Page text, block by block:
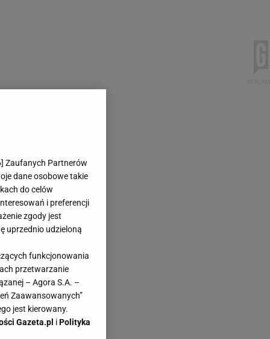
] Zaufanych Partnerów
dane osobowe takie
do celów
i preferencji
zgody jest
uprzednio udzieloną
funkcjonowania
przetwarzanie
– Agora S.A. –
Zaawansowanych”
jest kierowany.
Gazeta.pl iPolityka